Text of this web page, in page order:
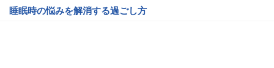
睡眠時の悩みを解消する過ごし方